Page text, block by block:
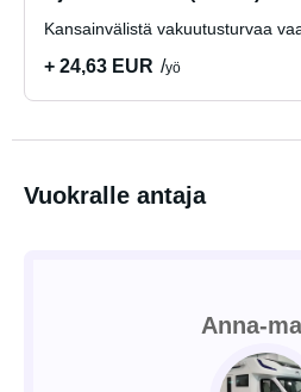
Kansainvälistä vakuutusturvaa
+ 24,63 EUR yö
Vuokralle antaja
Anna-